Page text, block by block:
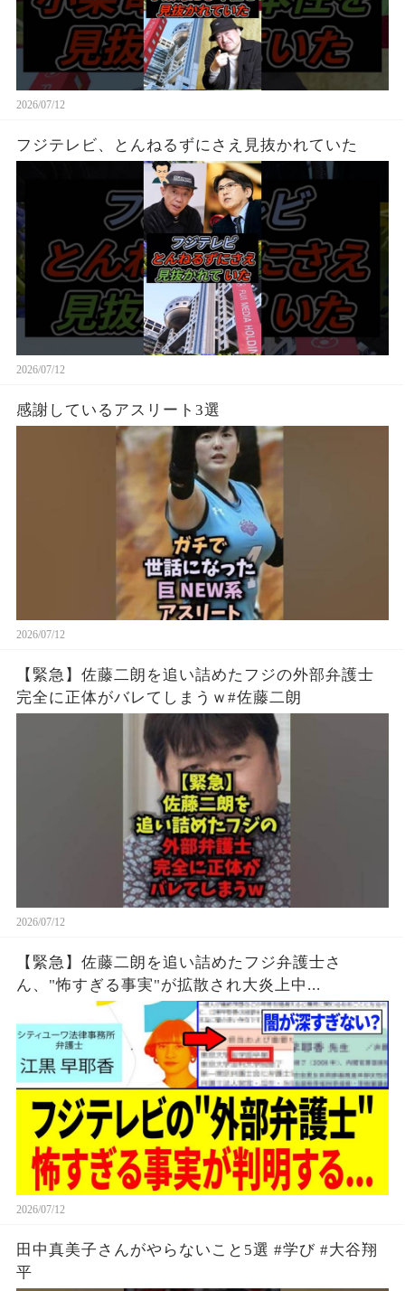
2026/07/12
フジテレビ、とんねるずにさえ見抜かれていた
2026/07/12
感謝しているアスリート3選
2026/07/12
【緊急】佐藤二朗を追い詰めたフジの外部弁護士
完全に正体がバレてしまうｗ#佐藤二朗
2026/07/12
【緊急】佐藤二朗を追い詰めたフジ弁護士さ
ん、"怖すぎる事実"が拡散され大炎上中...
2026/07/12
田中真美子さんがやらないこと5選 #学び #大谷翔
平